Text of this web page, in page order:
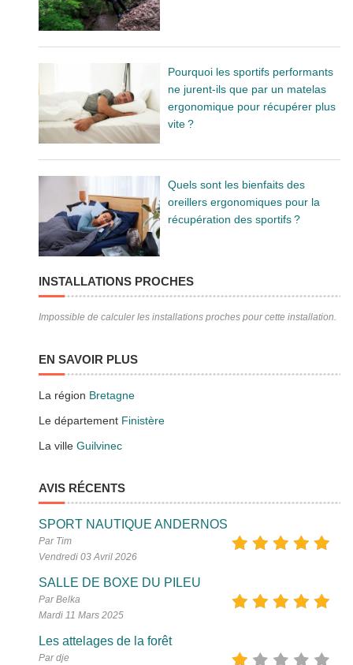
Pourquoi les sportifs performants
ne jurent-ils que par un matelas
ergonomique pour récupérer plus
vite ?
Quels sont les bienfaits des
oreillers ergonomiques pour la
récupération des sportifs ?
INSTALLATIONS PROCHES
Impossible de calculer les installations proches pour cette installation.
EN SAVOIR PLUS
La région Bretagne
Le département Finistère
La villeGuilvinec
AVIS RÉCENTS
SPORT NAUTIQUE ANDERNOS
Par Tim
Vendredi 03 Avril 2026
SALLE DE BOXE DU PILEU
Par Belka
Mardi 11 Mars 2025
Les attelages de la forêt
Par dje